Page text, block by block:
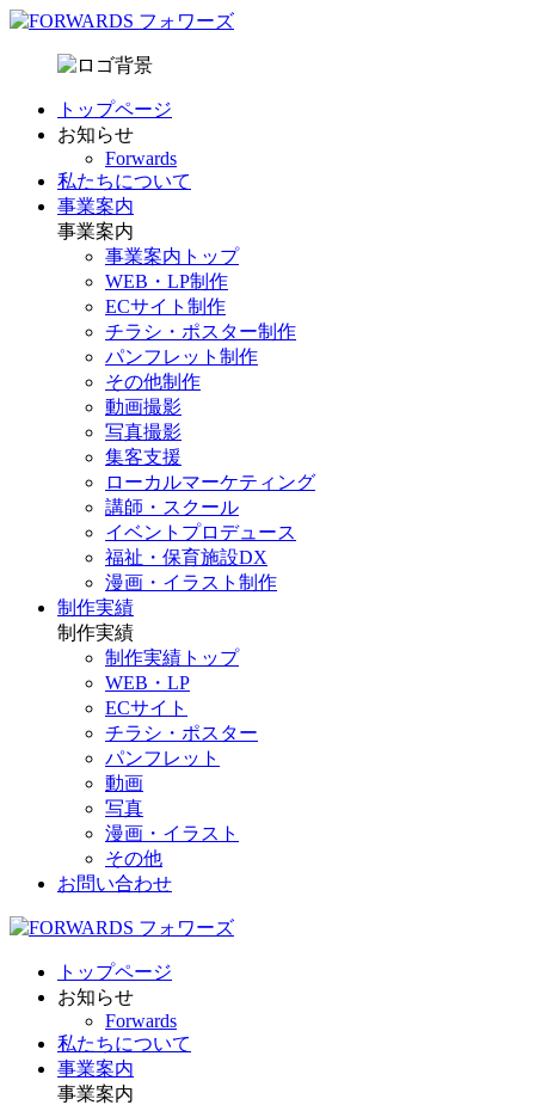
トップページ
お知らせ
Forwards
私たちについて
事業案内
事業案内
事業案内トップ
WEB・LP制作
ECサイト制作
チラシ・ポスター制作
パンフレット制作
その他制作
動画撮影
写真撮影
集客支援
ローカルマーケティング
講師・スクール
イベントプロデュース
福祉・保育施設DX
漫画・イラスト制作
制作実績
制作実績
制作実績トップ
WEB・LP
ECサイト
チラシ・ポスター
パンフレット
動画
写真
漫画・イラスト
その他
お問い合わせ
トップページ
お知らせ
Forwards
私たちについて
事業案内
事業案内